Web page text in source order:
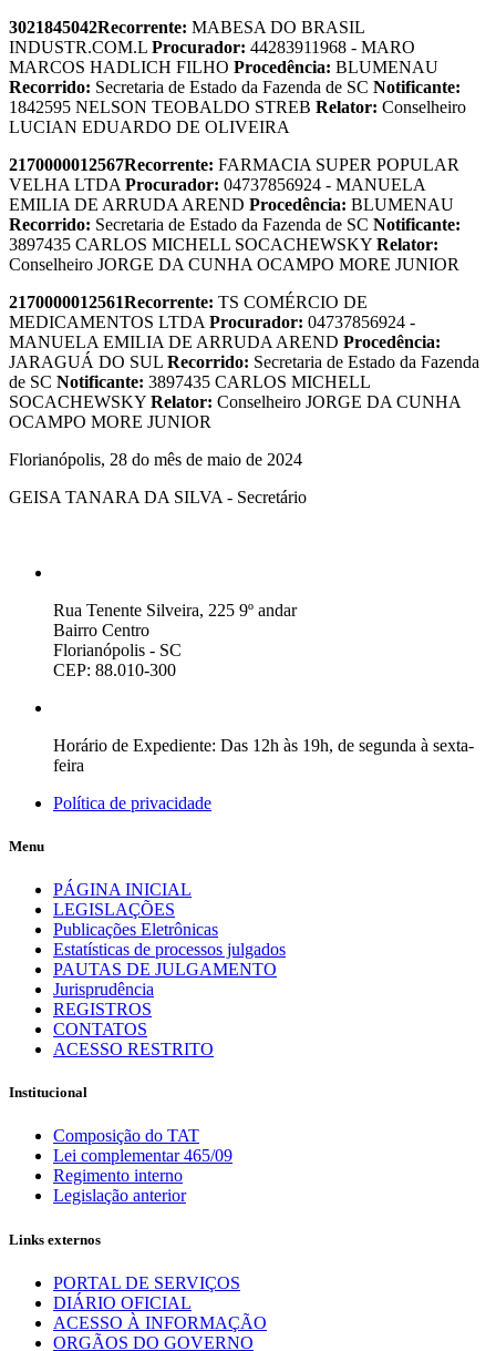
3021845042Recorrente: MABESA DO BRASIL
INDUSTR.COM.L Procurador: 44283911968 - MARO
MARCOS HADLICH FILHO Procedência: BLUMENAU
Recorrido: Secretaria de Estado da Fazenda de SC Notificante:
1842595 NELSON TEOBALDO STREB Relator: Conselheiro
LUCIAN EDUARDO DE OLIVEIRA
2170000012567Recorrente: FARMACIA SUPER POPULAR
VELHA LTDA Procurador: 04737856924 - MANUELA
EMILIA DE ARRUDA AREND Procedência: BLUMENAU
Recorrido: Secretaria de Estado da Fazenda de SC Notificante:
3897435 CARLOS MICHELL SOCACHEWSKY Relator:
Conselheiro JORGE DA CUNHA OCAMPO MORE JUNIOR
2170000012561Recorrente: TS COMÉRCIO DE
MEDICAMENTOS LTDA Procurador: 04737856924 -
MANUELA EMILIA DE ARRUDA AREND Procedência:
JARAGUÁ DO SUL Recorrido: Secretaria de Estado da Fazenda
de SC Notificante: 3897435 CARLOS MICHELL
SOCACHEWSKY Relator: Conselheiro JORGE DA CUNHA
OCAMPO MORE JUNIOR
Florianópolis, 28 do mês de maio de 2024
GEISA TANARA DA SILVA - Secretário
Rua Tenente Silveira, 225 9º andar
Bairro Centro
Florianópolis - SC
CEP: 88.010-300
Horário de Expediente: Das 12h às 19h, de segunda à sexta-
feira
Política de privacidade
Menu
PÁGINA INICIAL
LEGISLAÇÕES
Publicações Eletrônicas
Estatísticas de processos julgados
PAUTAS DE JULGAMENTO
Jurisprudência
REGISTROS
CONTATOS
ACESSO RESTRITO
Institucional
Composição do TAT
Lei complementar 465/09
Regimento interno
Legislação anterior
Links externos
PORTAL DE SERVIÇOS
DIÁRIO OFICIAL
ACESSO À INFORMAÇÃO
ORGÃOS DO GOVERNO